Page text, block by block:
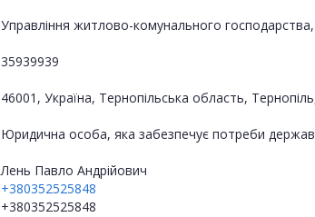
Управління житлово-комунального господарства,
35939939
46001, Україна, Тернопільська область,
Юридична особа, яка забезпечує потреби
Лень Павло Андрійович
+380352525848
+380352525848